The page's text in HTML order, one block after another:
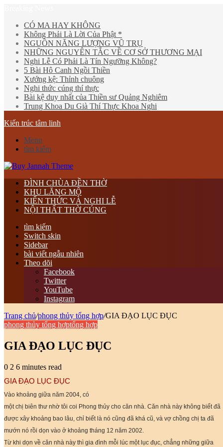
CÓ MA HAY KHÔNG
Không Phải Là Lời Của Phật *
NGUỒN NĂNG LƯỢNG VŨ TRỤ
NHỮNG NGUYÊN TẮC VỀ CƠ SỞ THƯƠNG MẠI
Nghi Lễ Có Phải Là Tín Ngưỡng Không?
5 Bài Hô Canh Ngồi Thiền
Xướng kệ: Thỉnh chuông
Nghi thức cúng thí thực
Bài kệ duy nhất của Thiền sư Quảng Nghiêm
Trung Khoa Du Già Thí Thực Khoa Nghi
Kiến trúc tâm linh
Menu
tìm kiếm
ĐÌNH CHÙA ĐỀN THỜ
KHU LĂNG MỘ
KIẾN THỨC VÀ NGHI LỄ
NỘI THẤT THỜ CÚNG
tìm kiếm
Switch skin
Sidebar
bài viết ngẫu nhiên
Theo dõi
Facebook
Twitter
YouTube
Instagram
Trang chủ/phong thủy tổng hợp/GIA ĐẠO LỤC ĐỤC
phong thủy tổng hợptổng hợp
GIA ĐẠO LỤC ĐỤC
0 2 6 minutes read
GIA ĐẠO LỤC ĐỤC
Vào khoảng giữa năm 2004, có
một chị biên thư nhờ tôi coi Phong thủy cho căn nhà. Căn nhà này không biết đã
được xây khoảng bao lâu, chỉ biết là nó cũng đã khá cũ, và vợ chồng chị ta đã
mướn nó rồi dọn vào ở khoảng tháng 12 năm 2002.
Từ khi dọn về căn nhà này thì gia đình mỗi lúc một lục đục, chẳng những giữa